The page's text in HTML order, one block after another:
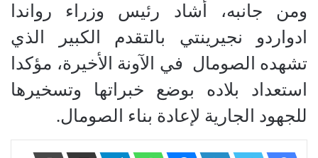
ومن جانبه، أشاد رئيس وزراء رواندا
ادواردو نجيرينتي بالتقدم الكبير الذي
تشهده الصومال في الآونة الأخيرة، مؤكدا
استعداد بلاده بوضع خبراتها وتسخيرها
للجهود الجارية لإعادة بناء الصومال.